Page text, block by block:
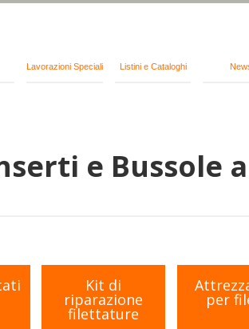
Lavorazioni Speciali Listini e Cataloghi
e
Kit di
riparazione
filettature
per